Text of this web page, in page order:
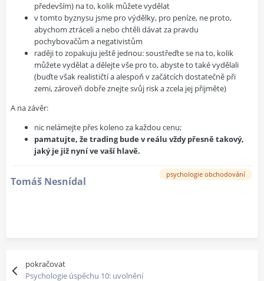
především) na to, kolik můžete vydělat
v tomto byznysu jsme pro výdělky, pro peníze, ne proto,
abychom ztráceli a nebo chtěli dávat za pravdu
pochybovačům a negativistům
raději to zopakuju ještě jednou: soustřeďte se na to, kolik
můžete vydělat a dělejte vše pro to, abyste to také vydělali
(buďte však realističtí a alespoň v začátcích dostatečně při
zemi, zároveň dobře znejte svůj risk a zcela jej přijměte)
A na závěr:
nic nelámejte přes koleno za každou cenu;
pamatujte, že trading bude v reálu vždy přesně takový,
jaký je již nyní ve vaší hlavě.
psychologie obchodování
Tomáš Nesnídal
pokračovat
Psychologie úspěchu 10: uvolnění